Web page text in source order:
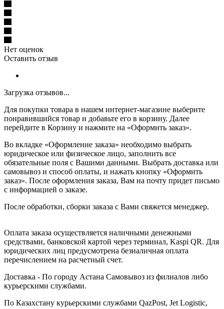
Нет оценок
Оставить отзыв
Загрузка отзывов...
Для покупки товара в нашем интернет-магазине выберите
понравившийся товар и добавьте его в корзину. Далее
перейдите в Корзину и нажмите на «Оформить заказ».
Во вкладке «Оформление заказа» необходимо выбрать
юридическое или физическое лицо, заполнить все
обязательные поля с Вашими данными. Выбрать доставка или
самовывоз и способ оплаты, и нажать кнопку «Оформить
заказ». После оформления заказа, Вам на почту придет письмо
с информацией о заказе.
После обработки, сборки заказа с Вами свяжется менеджер.
Оплата заказа осуществляется наличными денежными
средствами, банковской картой через терминал, Kaspi QR. Для
юридических лиц предусмотрена безналичная оплата
перечислением на расчетный счет.
Доставка - По городу Астана Самовывоз из филиалов либо
курьерскими службами.
По Казахстану курьерскими службами QazPost, Jet Logistic,